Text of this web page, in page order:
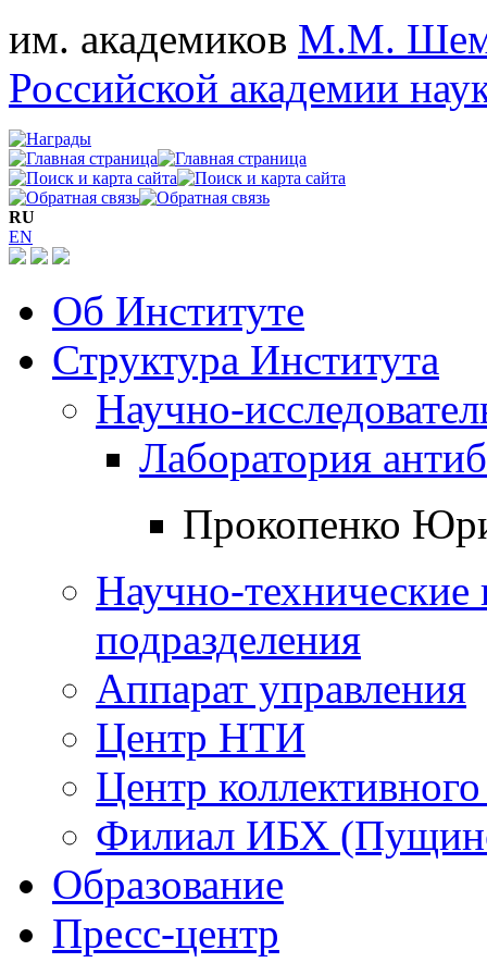
им. академиков М.М.
Российской академии
RU
EN
Об Институте
Структура Института
Научно-
Лаборатория
Прокопенко
Научно-технические
подразделения
Аппарат управления
Центр НТИ
Центр
Филиал ИБХ
Образование
Пресс-центр